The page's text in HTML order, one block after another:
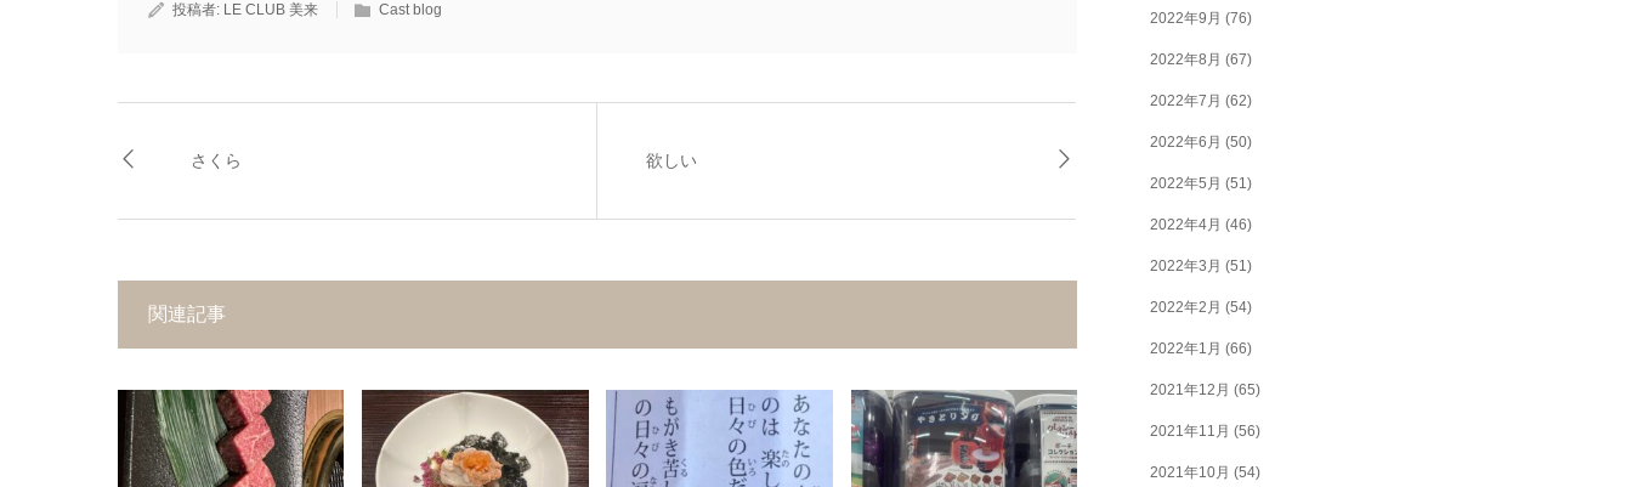
投稿者: LE CLUB 美来 Cast blog
さくら 欲しい
関連記事
2022年9月 (76)
2022年8月 (67)
2022年7月 (62)
2022年6月 (50)
2022年5月 (51)
2022年4月 (46)
2022年3月 (51)
2022年2月 (54)
2022年1月 (66)
2021年12月 (65)
2021年11月 (56)
2021年10月 (54)